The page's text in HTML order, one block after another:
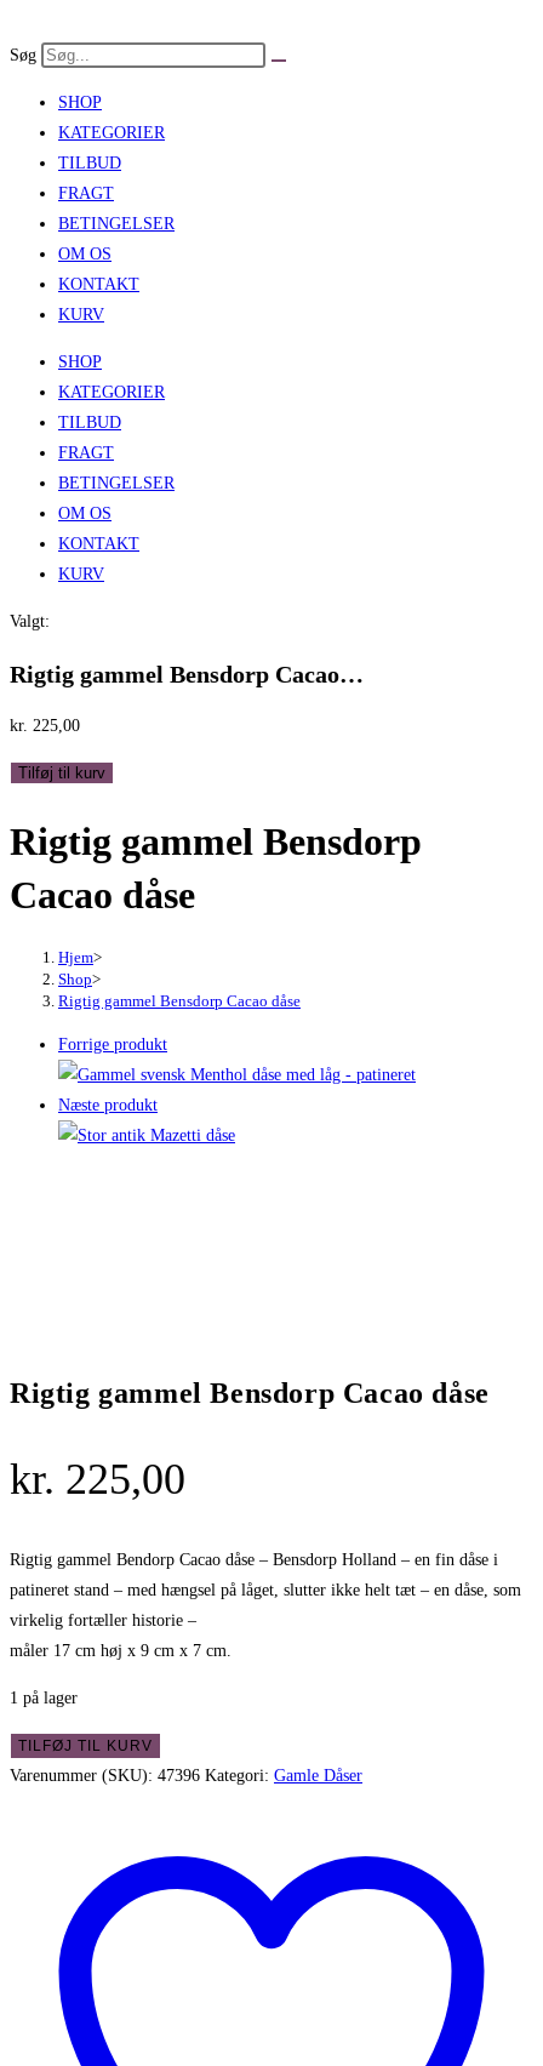
to
Søg
SHOP
KATEGORIER
TILBUD
FRAGT
BETINGELSER
OM OS
KONTAKT
KURV
SHOP
KATEGORIER
TILBUD
FRAGT
BETINGELSER
OM OS
KONTAKT
KURV
Valgt:
Rigtig gammel Bensdorp Cacao…
kr. 225,00
Rigtig
Bensdorp
Cacao
dåse
Tilføj til kurv
Rigtig gammel Bensdorp
Cacao dåse
Hjem>
Shop>
Rigtig gammel Bensdorp Cacao dåse
Forrige produkt
Næste produkt
Rigtig gammel Bensdorp Cacao dåse
kr. 225,00
Rigtig gammel Bendorp Cacao dåse – Bensdorp Holland – en fin dåse i
patineret stand – med hængsel på låget, slutter ikke helt tæt – en dåse, som
virkelig fortæller historie –
måler 17 cm høj x 9 cm x 7 cm.
1 på lager
Rigtig
gammel
TILFØJ TIL KURV
Varenummer (SKU): 47396 Kategori: Gamle Dåser